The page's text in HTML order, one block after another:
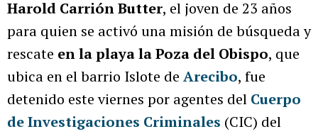
Harold Carrión Butter, el joven de 23 años
para quien se activó una misión de búsqueda y
rescate en la playa la Poza del Obispo, que
ubica en el barrio Islote de Arecibo, fue
detenido este viernes por agentes del Cuerpo
de Investigaciones Criminales (CIC) del